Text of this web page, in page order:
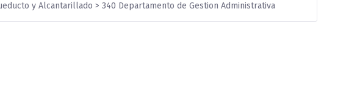
y Alcantarillado > 340 Departamento de Gestion Administrativa